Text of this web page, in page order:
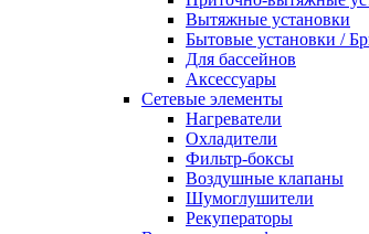
Вытяжные установки
Бытовые установки /
Для бассейнов
Аксессуары
Сетевые элементы
Нагреватели
Охладители
Фильтр-боксы
Воздушные клапаны
Шумоглушители
Рекуператоры